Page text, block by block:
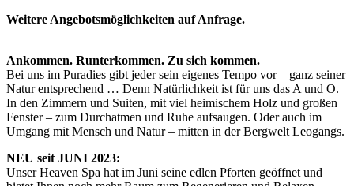
Weitere Angebotsmöglichkeiten auf Anfrage.
Ankommen. Runterkommen. Zu sich kommen.
Bei uns im Puradies gibt jeder sein eigenes Tempo vor – ganz seiner
Natur entsprechend … Denn Natürlichkeit ist für uns das A und O.
In den Zimmern und Suiten, mit viel heimischem Holz und großen
Fenster – zum Durchatmen und Ruhe aufsaugen. Oder auch im
Umgang mit Mensch und Natur – mitten in der Bergwelt Leogangs.
NEU seit JUNI 2023:
Unser Heaven Spa hat im Juni seine edlen Pforten geöffnet und